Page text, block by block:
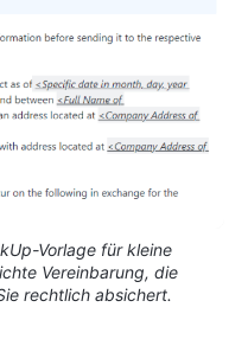
Vorlage für kleine
Vereinbarung, die
rechtlich absichert.